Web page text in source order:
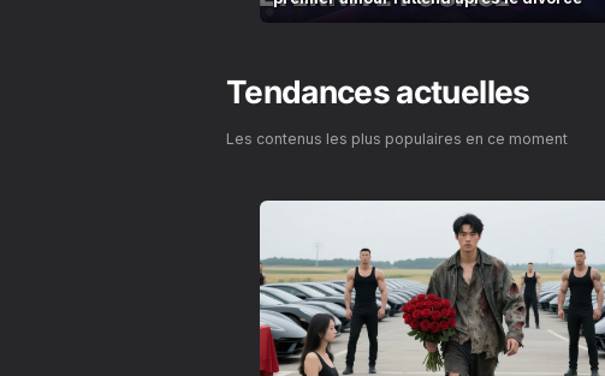
Tendances actuelles
Les contenus les plus populaires en ce moment